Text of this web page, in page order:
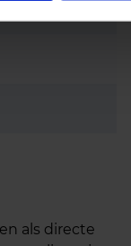
als directe